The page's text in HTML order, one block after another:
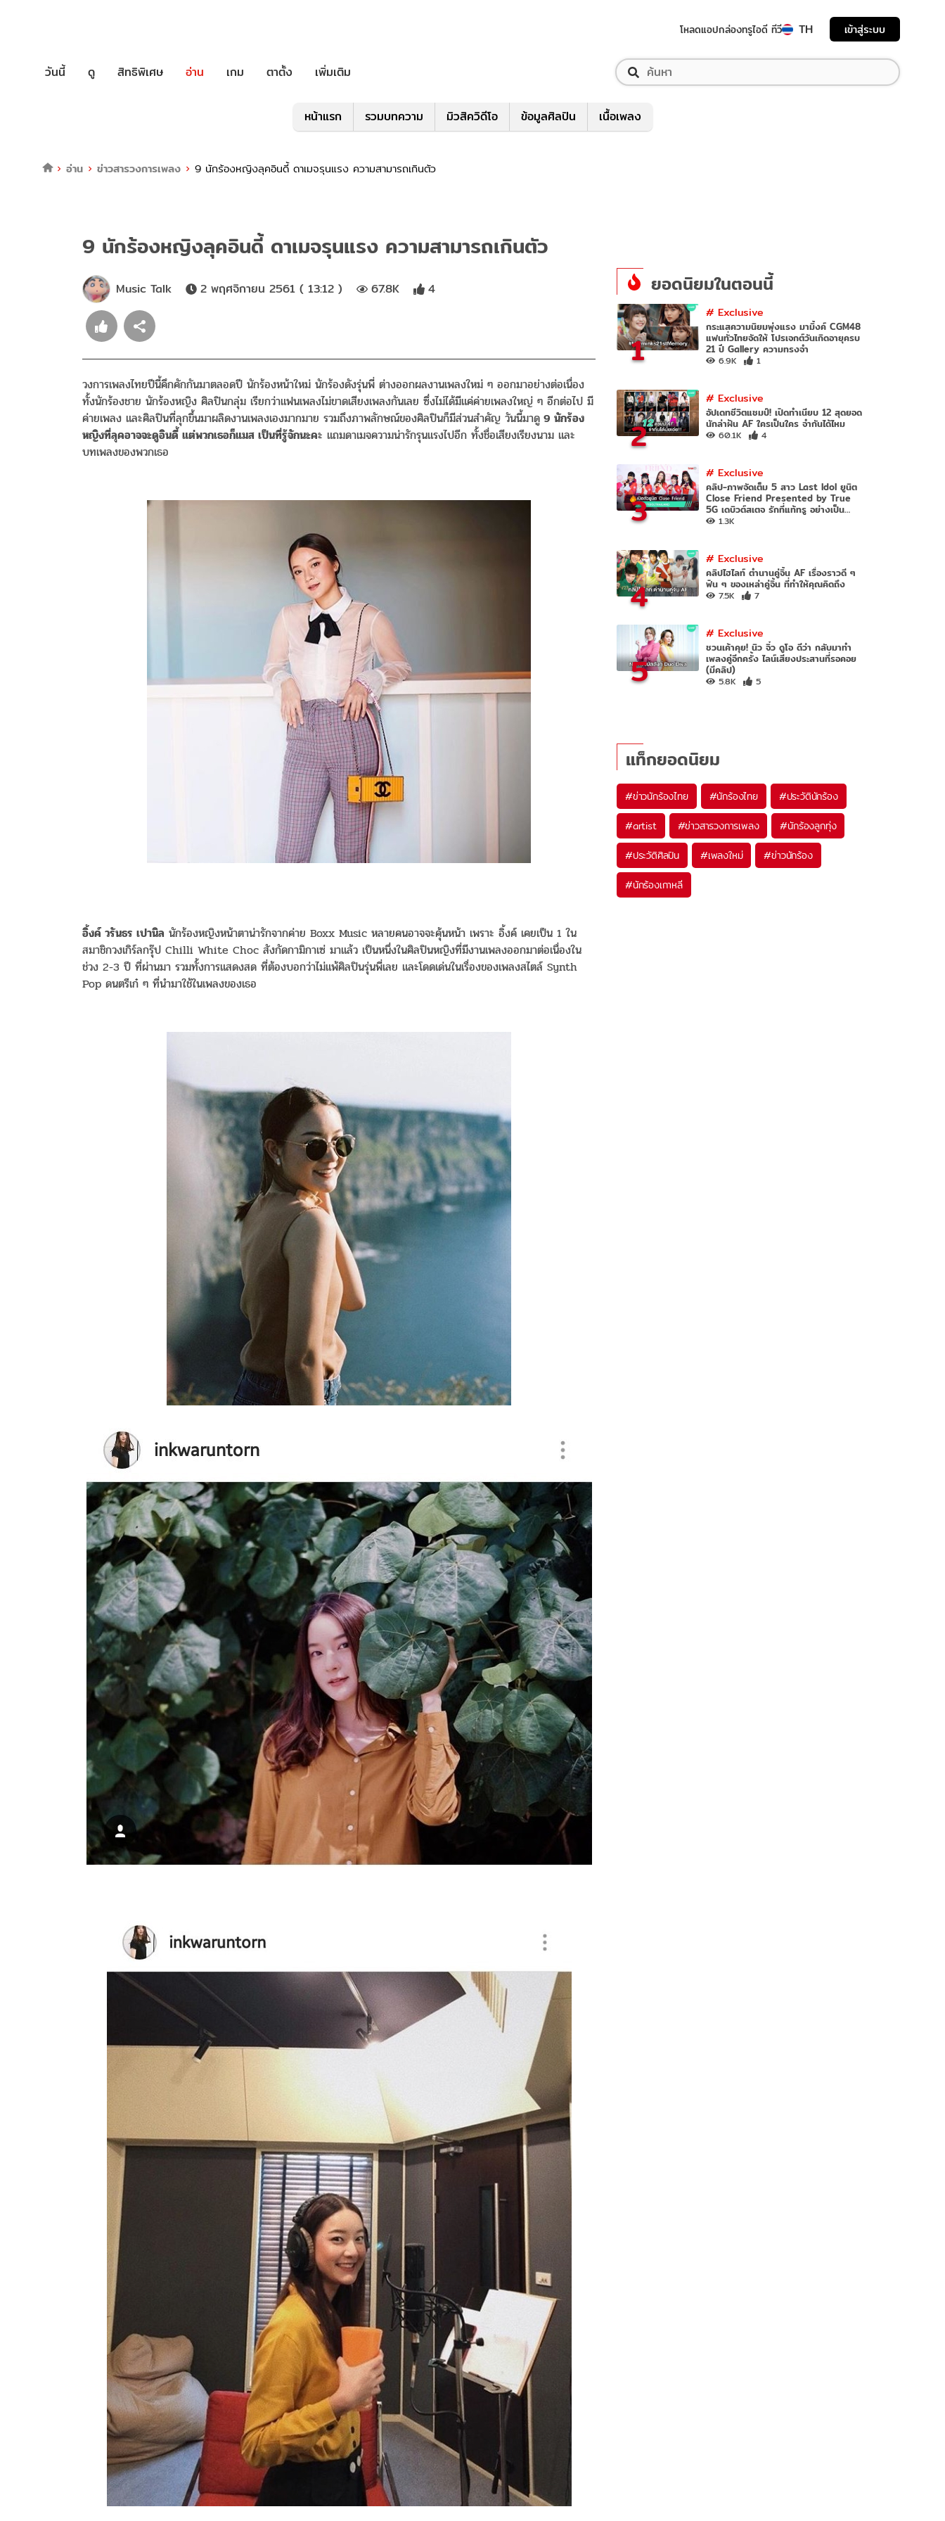
โหลดแอปกล่องทรูไอดี ทีวี TH เข้าสู่ระบบ
วันนี้ ดู สิทธิพิเศษ อ่าน เกม ตาตั้ง เพิ่มเติม
หน้าแรก รวมบทความ มิวสิควิดีโอ ข้อมูลศิลปิน เนื้อเพลง
อ่าน ข่าวสารวงการเพลง 9 นักร้องหญิงลุคอินดี้ ดาเมจรุนแรง ความสามารถเกินตัว
9 นักร้องหญิงลุคอินดี้ ดาเมจรุนแรง ความสามารถเกินตัว
Music Talk 2 พฤศจิกายน 2561 ( 13:12 ) 67.8K 4
วงการเพลงไทยปีนี้คึกคักกันมาตลอดปี นักร้องหน้าใหม่ นักร้องดังรุ่นพี่ ต่างออกผลงานเพลงใหม่ ๆ ออกมาอย่างต่อเนื่อง
ทั้งนักร้องชาย นักร้องหญิง ศิลปินกลุ่ม เรียกว่าแฟนเพลงไม่ขาดเสียงเพลงกันเลย ซึ่งไม่ได้มีแค่ค่ายเพลงใหญ่ ๆ อีกต่อไป มี
ค่ายเพลง และศิลปินที่ลุกขึ้นมาผลิดงานเพลงเองมากมาย รวมถึงภาพลักษณ์ของศิลปินก็มีส่วนสำคัญ วันนี้มาดู 9 นักร้อง
หญิงที่ลุคอาจจะดูอินดี้ แต่พวกเธอก็แมส เป็นที่รู้จักนะคะ แถมดาเมจความน่ารักรุนแรงไปอีก ทั้งชื่อเสียงเรียงนาม และ
บทเพลงของพวกเธอ
อิ้งค์ วรันธร เปานิล นักร้องหญิงหน้าตาน่ารักจากค่าย Boxx Music หลายคนอาจจะคุ้นหน้า เพราะ อิ้งค์ เคยเป็น 1 ใน
สมาชิกวงเกิร์ลกรุ๊ป Chilli White Choc สังกัดกามิกาเซ่ มาแล้ว เป็นหนึ่งในศิลปินหญิงที่มีงานเพลงออกมาต่อเนื่องใน
ช่วง 2-3 ปี ที่ผ่านมา รวมทั้งการแสดงสด ที่ต้องบอกว่าไม่แพ้ศิลปินรุ่นพี่เลย และโดดเด่นในเรื่องของเพลงสไตล์ Synth
Pop ดนตรีเก๋ ๆ ที่นำมาใช้ในเพลงของเธอ
ยอดนิยมในตอนนี้
1
# Exclusive
กระแสความนิยมพุ่งแรง มามิ้งค์ CGM48
แฟนทั่วไทยจัดให้ โปรเจกต์วันเกิดอายุครบ
21 ปี Gallery ความทรงจำ
6.9K 1
2
# Exclusive
อัปเดทชีวิตแชมป์! เปิดทำเนียบ 12 สุดยอด
นักล่าฝัน AF ใครเป็นใคร จำกันได้ไหม
60.1K 4
3
# Exclusive
คลิป-ภาพจัดเต็ม 5 สาว Last Idol ยูนิต
Close Friend Presented by True
5G เดบิวต์สเตจ รักที่แท้ทรู อย่างเป็น
ทางการ
1.3K
4
# Exclusive
คลิปไฮไลท์ ตำนานคู่จิ้น AF เรื่องราวดี ๆ
ฟิน ๆ ของเหล่าคู่จิ้น ที่ทำให้คุณคิดถึง
7.5K 7
5
# Exclusive
ชวนเค้าคุย! นิว จิ๋ว ดูโอ ดีว่า กลับมาทำ
เพลงคู่อีกครั้ง ไลน์เสียงประสานที่รอคอย
(มีคลิป)
5.8K 5
แท็กยอดนิยม
#ข่าวนักร้องไทย #นักร้องไทย #ประวัตินักร้อง
#artist #ข่าวสารวงการเพลง #นักร้องลูกทุ่ง
#ประวัติศิลปิน #เพลงใหม่ #ข่าวนักร้อง
#นักร้องเกาหลี